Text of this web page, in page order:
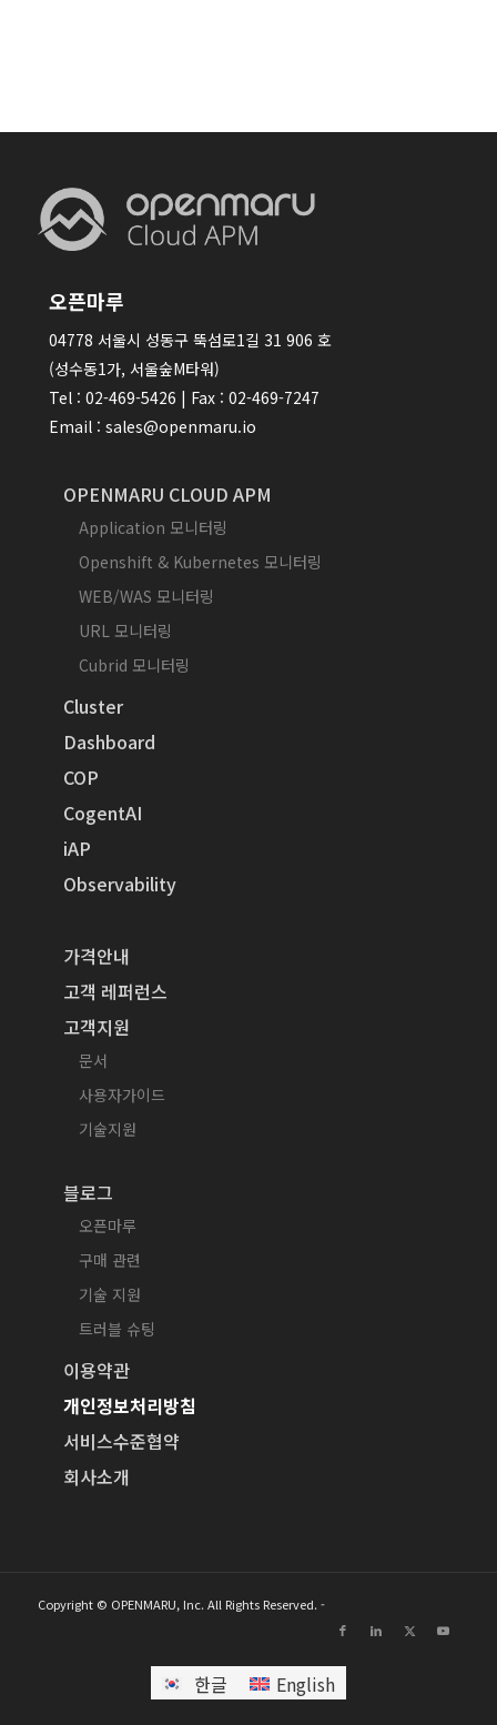
오픈마루
04778 서울시 성동구 뚝섬로1길 31 906 호
(성수동1가, 서울숲M타워)
Tel : 02-469-5426 | Fax : 02-469-7247
Email : sales@openmaru.io
OPENMARU CLOUD APM
Application 모니터링
Openshift & Kubernetes 모니터링
WEB/WAS 모니터링
URL 모니터링
Cubrid 모니터링
Cluster
Dashboard
COP
CogentAI
iAP
Observability
가격안내
고객 레퍼런스
고객지원
문서
사용자가이드
기술지원
블로그
오픈마루
구매 관련
기술 지원
트러블 슈팅
이용약관
개인정보처리방침
서비스수준협약
회사소개
Copyright © OPENMARU, Inc. All Rights Reserved. -
한글 English